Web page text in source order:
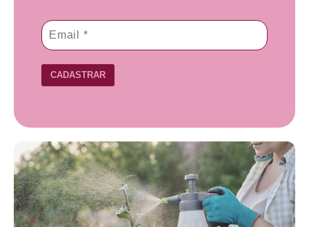
CADASTRAR